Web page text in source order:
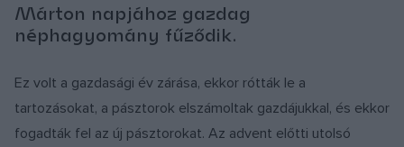
Márton napjához gazdag
néphagyomány fűződik.
Ez volt a gazdasági év zárása, ekkor rótták le a
tartozásokat, a pásztorok elszámoltak gazdájukkal, és ekkor
fogadták fel az új pásztorokat. Az advent előtti utolsó